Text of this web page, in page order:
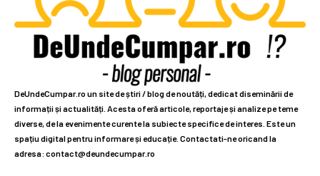
DeUndeCumpar.ro un site de știri / blog de noutăți, dedicat diseminării de
informații și actualități. Acesta oferă articole, reportaje și analize pe teme
diverse, de la evenimente curente la subiecte specifice de interes. Este un
spațiu digital pentru informare și educație. Contactati-ne oricand la
adresa: contact@deundecumpar.ro